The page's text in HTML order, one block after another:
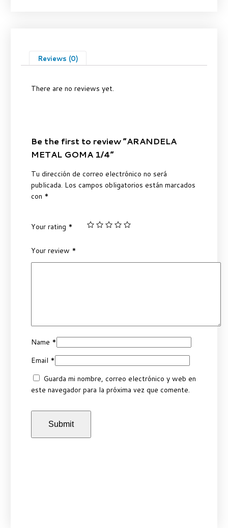
Reviews (0)
There are no reviews yet.
Be the first to review “ARANDELA
METAL GOMA 1/4”
Tu dirección de correo electrónico no será
publicada. Los campos obligatorios están marcados
con *
Your rating *
Your review *
Name *
Email *
Guarda mi nombre, correo electrónico y web en
este navegador para la próxima vez que comente.